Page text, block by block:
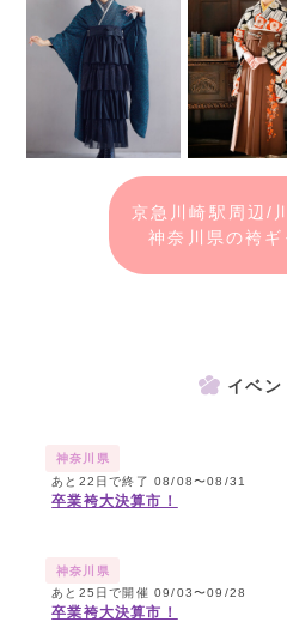
京急川崎駅周辺/
神奈川県の袴ギ
イベン
神奈川県
あと22日で終了 08/08〜08/31
卒業袴大決算市！
神奈川県
あと25日で開催 09/03〜09/28
卒業袴大決算市！